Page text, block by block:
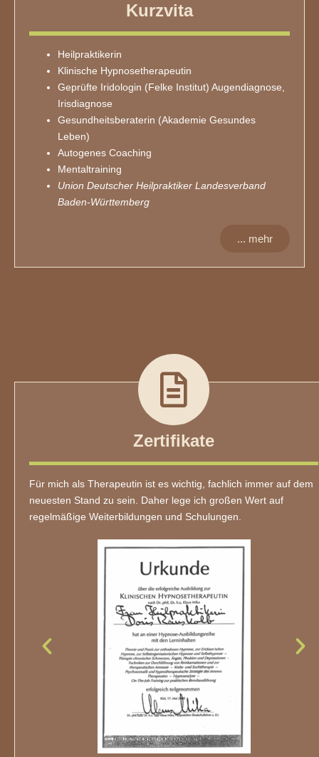
Kurzvita
Heilpraktikerin
Klinische Hypnosetherapeutin
Geprüfte Iridologin (Felke Institut) Augendiagnose,
Irisdiagnose
Gesundheitsberaterin (Akademie Gesundes
Leben)
Autogenes Coaching
Mentaltraining
Union Deutscher Heilpraktiker Landesverband
Baden-Württemberg
... mehr
Zertifikate
Für mich als Therapeutin ist es wichtig, fachlich immer auf dem
neuesten Stand zu sein. Daher lege ich großen Wert auf
regelmäßige Weiterbildungen und Schulungen.